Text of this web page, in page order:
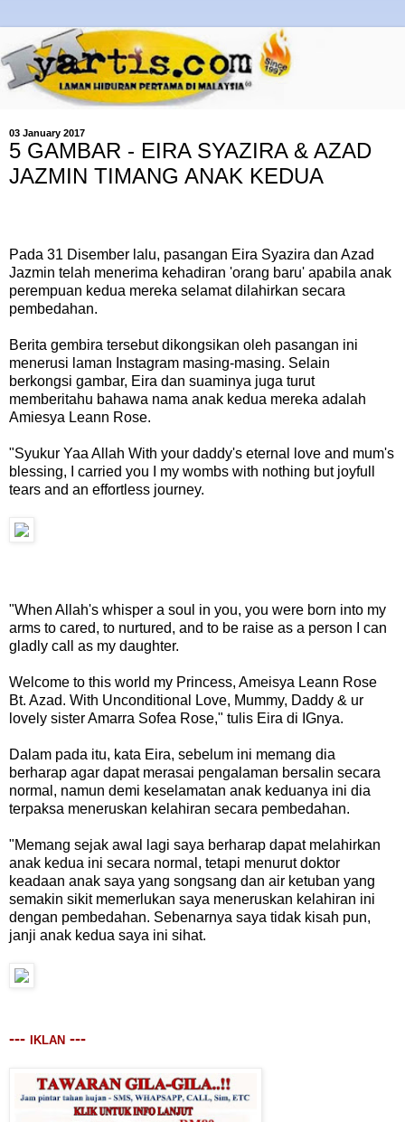
03 January 2017
5 GAMBAR - EIRA SYAZIRA & AZAD
JAZMIN TIMANG ANAK KEDUA
Pada 31 Disember lalu, pasangan Eira Syazira dan Azad
Jazmin telah menerima kehadiran 'orang baru' apabila anak
perempuan kedua mereka selamat dilahirkan secara
pembedahan.
Berita gembira tersebut dikongsikan oleh pasangan ini
menerusi laman Instagram masing-masing. Selain
berkongsi gambar, Eira dan suaminya juga turut
memberitahu bahawa nama anak kedua mereka adalah
Amiesya Leann Rose.
"Syukur Yaa Allah With your daddy's eternal love and mum's
blessing, I carried you I my wombs with nothing but joyfull
tears and an effortless journey.
"When Allah's whisper a soul in you, you were born into my
arms to cared, to nurtured, and to be raise as a person I can
gladly call as my daughter.
Welcome to this world my Princess, Ameisya Leann Rose
Bt. Azad. With Unconditional Love, Mummy, Daddy & ur
lovely sister Amarra Sofea Rose," tulis Eira di IGnya.
Dalam pada itu, kata Eira, sebelum ini memang dia
berharap agar dapat merasai pengalaman bersalin secara
normal, namun demi keselamatan anak keduanya ini dia
terpaksa meneruskan kelahiran secara pembedahan.
"Memang sejak awal lagi saya berharap dapat melahirkan
anak kedua ini secara normal, tetapi menurut doktor
keadaan anak saya yang songsang dan air ketuban yang
semakin sikit memerlukan saya meneruskan kelahiran ini
dengan pembedahan. Sebenarnya saya tidak kisah pun,
janji anak kedua saya ini sihat.
--- IKLAN ---